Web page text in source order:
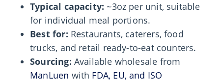
Typical capacity: ~3oz per unit, suitable
for individual meal portions.
Best for: Restaurants, caterers, food
trucks, and retail ready-to-eat counters.
Sourcing: Available wholesale from
ManLuen with FDA, EU, and ISO